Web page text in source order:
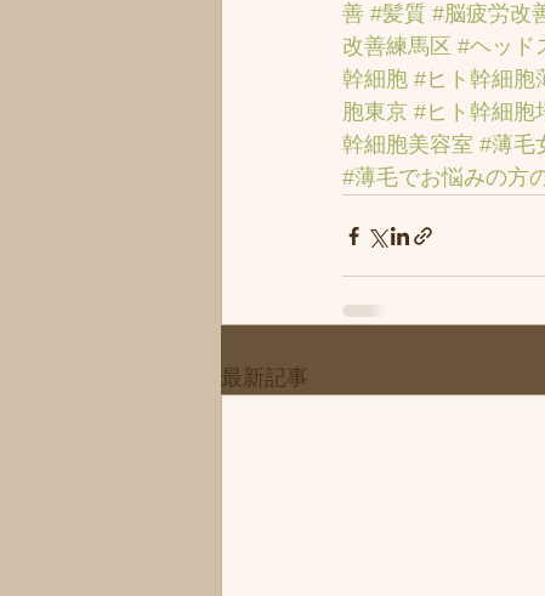
善 #髪質 #脳疲労改
改善練馬区 #ヘッド
幹細胞 #ヒト幹細胞
胞東京 #ヒト幹細胞
幹細胞美容室 #薄毛
#薄毛でお悩みの方
最新記事